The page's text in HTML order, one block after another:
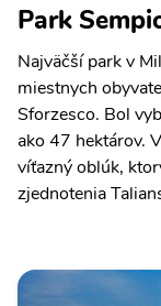
Park
Najväčší park v
miestnych
Sforzesco. Bol
ako 47 hektárov.
víťazný oblúk,
zjednotenia